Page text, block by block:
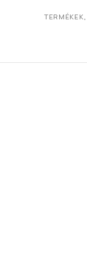
TERMÉKEK,